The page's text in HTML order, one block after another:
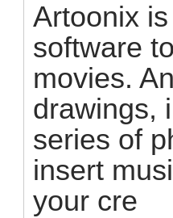
Artoonix
software
movies.
drawings,
series of
insert
your cre